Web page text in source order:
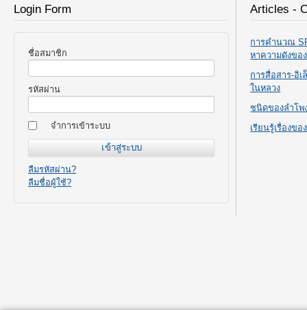
Login Form
ชื่อสมาชิก
รหัสผ่าน
จำการเข้าระบบ
ลืมรหัสผ่าน?
ลืมชื่อผู้ใช้?
Articles -
การคำนวณ
หาความดังขอ
การสื่อสาร-อิ
ในหลวง
ชนิดของลำโพ
เรียนรู้เรื่องขอ